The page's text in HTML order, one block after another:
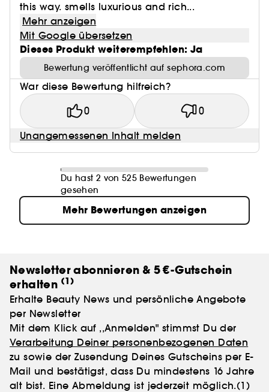
this way. smells luxurious and rich...
Mehr anzeigen
Mit Google übersetzen
Dieses Produkt weiterempfehlen: Ja
Bewertung veröffentlicht auf sephora.com
War diese Bewertung hilfreich?
0 0
Unangemessenen Inhalt melden
Du hast 2 von 525 Bewertungen
gesehen
Mehr Bewertungen anzeigen
Newsletter abonnieren & 5 €-Gutschein
erhalten (1)
Erhalte Beauty News und persönliche Angebote
per Newsletter
Mit dem Klick auf ,,Anmelden" stimmst Du der
Verarbeitung Deiner personenbezogenen Daten
zu sowie der Zusendung Deines Gutscheins per E-
Mail und bestätigst, dass Du mindestens 16 Jahre
alt bist. Eine Abmeldung ist jederzeit möglich.(1)